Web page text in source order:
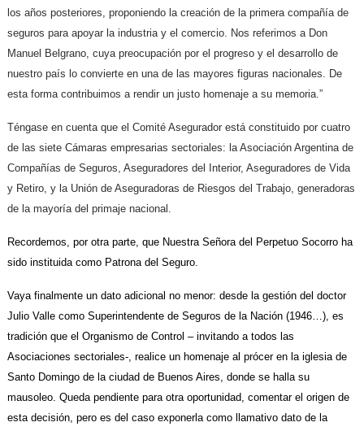
los años posteriores, proponiendo la creación de la primera compañía de
seguros para apoyar la industria y el comercio. Nos referimos a Don
Manuel Belgrano, cuya preocupación por el progreso y el desarrollo de
nuestro país lo convierte en una de las mayores figuras nacionales. De
esta forma contribuimos a rendir un justo homenaje a su memoria.”
Téngase en cuenta que el Comité Asegurador está constituido por cuatro
de las siete Cámaras empresarias sectoriales: la Asociación Argentina de
Compañías de Seguros, Aseguradores del Interior, Aseguradores de Vida
y Retiro, y la Unión de Aseguradoras de Riesgos del Trabajo, generadoras
de la mayoría del primaje nacional.
Recordemos, por otra parte, que Nuestra Señora del Perpetuo Socorro ha
sido instituida como Patrona del Seguro.
Vaya finalmente un dato adicional no menor: desde la gestión del doctor
Julio Valle como Superintendente de Seguros de la Nación (1946…), es
tradición que el Organismo de Control – invitando a todos las
Asociaciones sectoriales-, realice un homenaje al prócer en la iglesia de
Santo Domingo de la ciudad de Buenos Aires, donde se halla su
mausoleo. Queda pendiente para otra oportunidad, comentar el origen de
esta decisión, pero es del caso exponerla como llamativo dato de la